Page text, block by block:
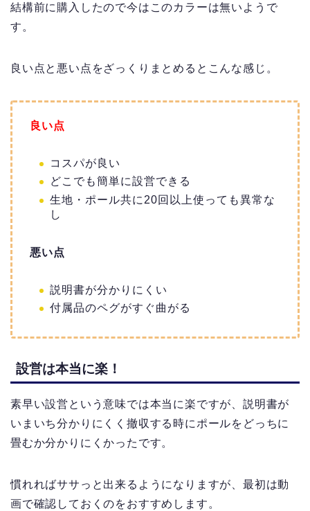
結構前に購入したので今はこのカラーは無いようで
す。
良い点と悪い点をざっくりまとめるとこんな感じ。
良い点
コスパが良い
どこでも簡単に設営できる
生地・ポール共に20回以上使っても異常な
し
悪い点
説明書が分かりにくい
付属品のペグがすぐ曲がる
設営は本当に楽！
素早い設営という意味では本当に楽ですが、説明書が
いまいち分かりにくく撤収する時にポールをどっちに
畳むか分かりにくかったです。
慣れればササっと出来るようになりますが、最初は動
画で確認しておくのをおすすめします。